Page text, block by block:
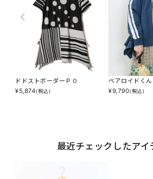
ドドストボーダーＰＯ
¥5,874(税込)
ベアロイドく
¥9,790(税込)
最近チェックしたアイ